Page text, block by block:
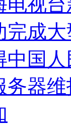
完成
中国
务器